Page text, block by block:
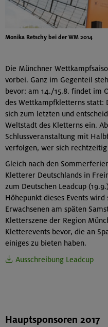
Monika Retschy bei der WM 2014
Die Münchner
vorbei. Ganz im Gegenteil
bevor: am 14./15.8. findet im
des Wettkampfkletterns statt:
sich zum letzten und
Weltstadt des Kletterns ein.
Schlussveranstaltung mit
verfolgen, wer sich
Gleich nach den
Kletterer Deutschlands in
zum Deutschen Leadcup
Höhepunkt dieses Events
Erwachsenen am späten
Kletterszene der Region
Kletterevents bevor, die an
einiges zu bieten haben.
Ausschreibung Leadcup
Hauptsponsoren 2017